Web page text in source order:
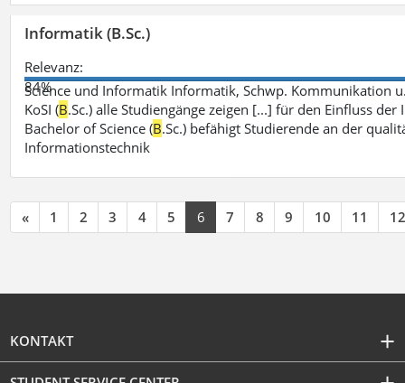
Informatik (B.Sc.)
Relevanz:
84%
Science und Informatik Informatik, Schwp. Kommunikation
KoSI (B.Sc.) alle Studiengänge zeigen [...] für den Einfluss
Bachelor of Science (B.Sc.) befähigt Studierende an der
Informationstechnik
« 1 2 3 4 5 6 7 8 9 10 11 12
KONTAKT